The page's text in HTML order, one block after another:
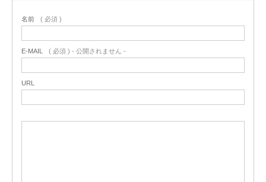
名前 ( 必須 )
E-MAIL ( 必須 ) - 公開されません -
URL